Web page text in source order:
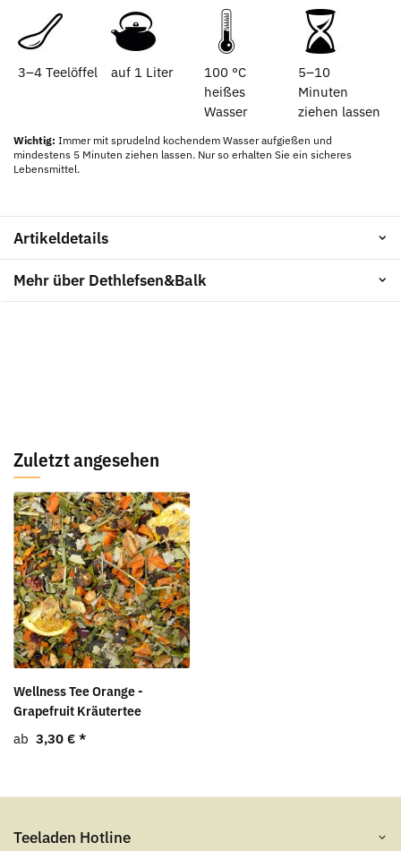
3–4 Teelöffel auf 1 Liter
100 °C
heißes
Wasser
5–10
Minuten
ziehen lassen
Wichtig: Immer mit sprudelnd kochendem Wasser aufgießen und
mindestens 5 Minuten ziehen lassen. Nur so erhalten Sie ein sicheres
Lebensmittel.
Artikeldetails
Mehr über Dethlefsen&Balk
Zuletzt angesehen
Wellness Tee Orange -
Grapefruit Kräutertee
ab 3,30 € *
Teeladen Hotline